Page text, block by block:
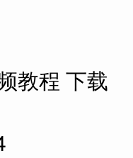
教程 下载